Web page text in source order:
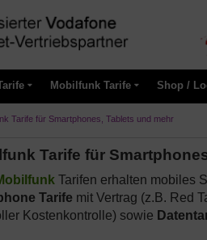
Mobilfunk Tarife Shop /
Tarife für Smartphones, Tablets und mehr
Tarife für
Tarifen erhalten mobiles
Tarife mit Vertrag (z.B. Red
Kostenkontrolle) sowie